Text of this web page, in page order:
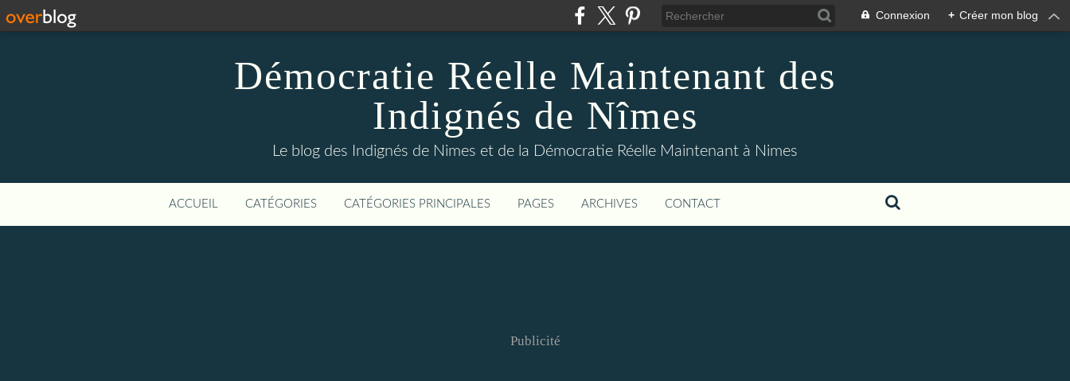
Connexion + Créer mon blog
Démocratie Réelle Maintenant des
Indignés de Nîmes
Le blog des Indignés de Nimes et de la Démocratie Réelle Maintenant à Nimes
ACCUEIL CATÉGORIES CATÉGORIES PRINCIPALES PAGES ARCHIVES CONTACT
Publicité